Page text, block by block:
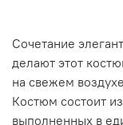
Сочетание
делают этот
на свежем
Костюм состоит
выполненных в